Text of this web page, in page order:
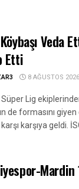
Veda
Etti
8 AĞUSTOS 2026
Lig
de formasını
karşıya geldi.
Mardin